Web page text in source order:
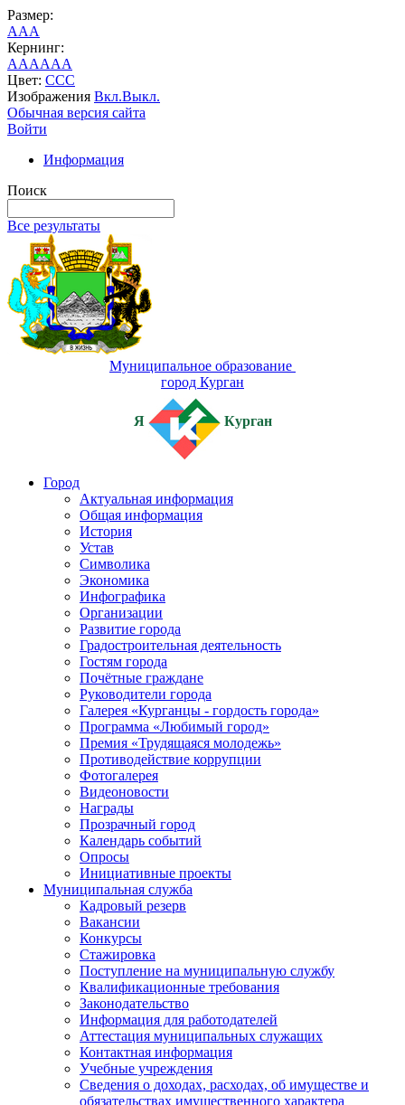
Размер:
AAA
Кернинг:
AAAAAA
Цвет: CCC
Изображения Вкл.Выкл.
Обычная версия сайта
Войти
Информация
Поиск
Все результаты
Муниципальное образование
город Курган
Я Курган
Город
Актуальная информация
Общая информация
История
Устав
Символика
Экономика
Инфографика
Организации
Развитие города
Градостроительная деятельность
Гостям города
Почётные граждане
Руководители города
Галерея «Курганцы - гордость города»
Программа «Любимый город»
Премия «Трудящаяся молодежь»
Противодействие коррупции
Фотогалерея
Видеоновости
Награды
Прозрачный город
Календарь событий
Опросы
Инициативные проекты
Муниципальная служба
Кадровый резерв
Вакансии
Конкурсы
Стажировка
Поступление на муниципальную службу
Квалификационные требования
Законодательство
Информация для работодателей
Аттестация муниципальных служащих
Контактная информация
Учебные учреждения
Сведения о доходах, расходах, об имуществе и
обязательствах имущественного характера